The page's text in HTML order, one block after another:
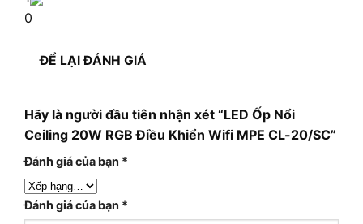
0
ĐỂ LẠI ĐÁNH GIÁ
Hãy là người đầu tiên nhận xét “LED Ốp Nổi
Ceiling 20W RGB Điều Khiển Wifi MPE CL-20/SC”
Đánh giá của bạn *
Đánh giá của bạn *